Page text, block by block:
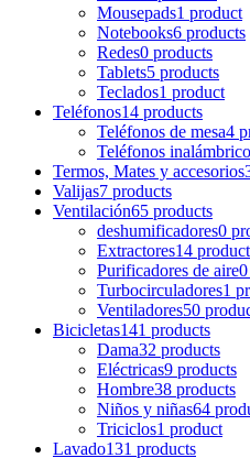
Mousepads1 product
Notebooks6 products
Redes0 products
Tablets5 products
Teclados1 product
Teléfonos14 products
Teléfonos de mesa4
Teléfonos
Termos, Mates y accesorios
Valijas7 products
Ventilación65 products
deshumificadores0
Extractores14
Purificadores de aire
Turbocirculadores1
Ventiladores50
Bicicletas141 products
Dama32 products
Eléctricas9 products
Hombre38 products
Niños y niñas64
Triciclos1 product
Lavado131 products